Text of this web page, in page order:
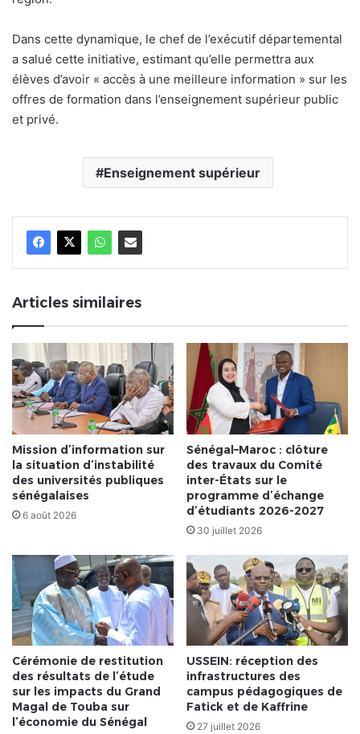
Dans cette dynamique, le chef de l’exécutif départemental
a salué cette initiative, estimant qu’elle permettra aux
élèves d’avoir « accès à une meilleure information » sur les
offres de formation dans l’enseignement supérieur public
et privé.
Enseignement supérieur
Articles similaires
Mission d’information sur
la situation d’instabilité
des universités publiques
sénégalaises
6 août 2026
Sénégal–Maroc : clôture
des travaux du Comité
inter-États sur le
programme d’échange
d’étudiants 2026-2027
30 juillet 2026
Cérémonie de restitution
des résultats de l’étude
sur les impacts du Grand
Magal de Touba sur
l’économie du Sénégal
USSEIN: réception des
infrastructures des
campus pédagogiques de
Fatick et de Kaffrine
27 juillet 2026